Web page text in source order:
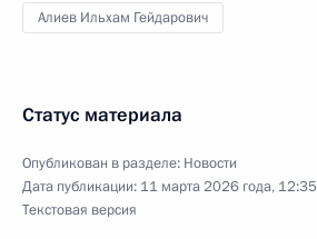
Алиев Ильхам Гейдарович
Статус материала
Опубликован в разделе: Новости
Дата публикации: 11 марта 2026 года, 12:35
Текстовая версия